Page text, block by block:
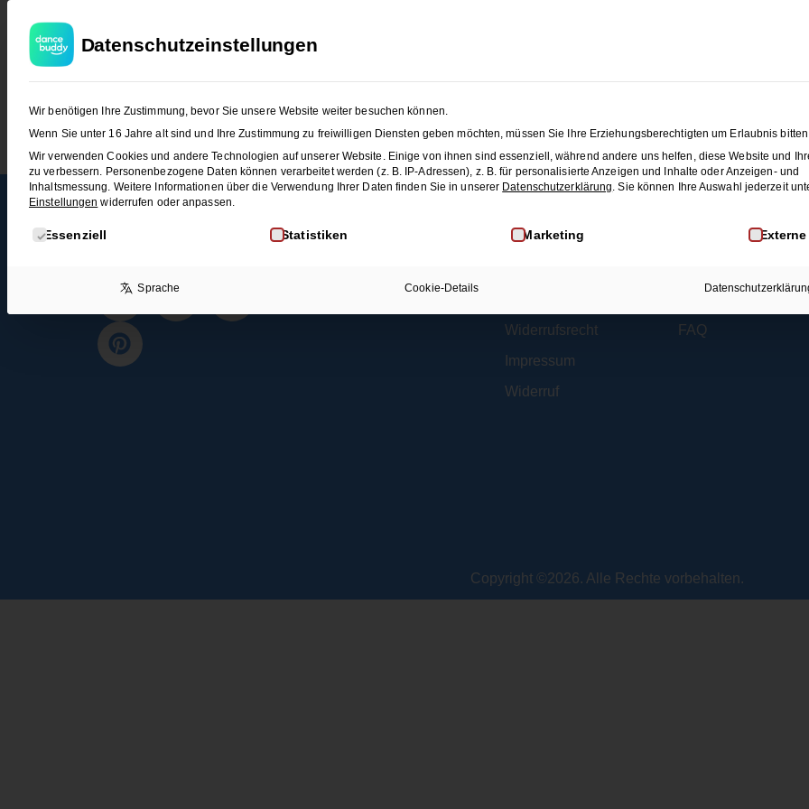
Vielen Dank für deine Anmeldung
Du hast dich erfolgreich für unseren Newsletter angemeldet.
Rechtliches
Widerrufsrecht
Impressum
Widerruf
Mehr Infos
FAQ
Copyright ©2026. Alle Rechte vorbehalten.
Datenschutzeinstellungen
Wir benötigen Ihre Zustimmung, bevor Sie unsere Website weiter besuchen können.
Wenn Sie unter 16 Jahre alt sind und Ihre Zustimmung zu freiwilligen Diensten geben möchten, müssen Sie Ihre Erziehungsberechtigten um Erlaubnis
Wir verwenden Cookies und andere Technologien auf unserer Website. Einige von ihnen sind essenziell, während andere uns helfen, diese Website und
zu verbessern. Personenbezogene Daten können verarbeitet werden (z. B. IP-Adressen), z. B. für personalisierte Anzeigen und Inhalte oder Anzeigen- und
Inhaltsmessung. Weitere Informationen über die Verwendung Ihrer Daten finden Sie in unserer Datenschutzerklärung. Sie können Ihre Auswahl jederzeit
Einstellungen widerrufen oder anpassen.
Es folgt eine Liste der Service-Gruppen, für die eine Einwilligung erteilt werden kann. Die erste Service-Gruppe
Essenziell Statistiken Marketing
Sprache Cookie-Details